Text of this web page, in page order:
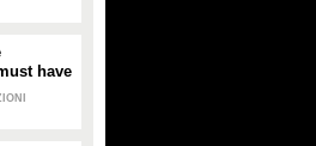
have
i